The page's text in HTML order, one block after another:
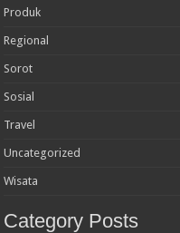
Produk
Regional
Sorot
Sosial
Travel
Uncategorized
Wisata
Category Posts